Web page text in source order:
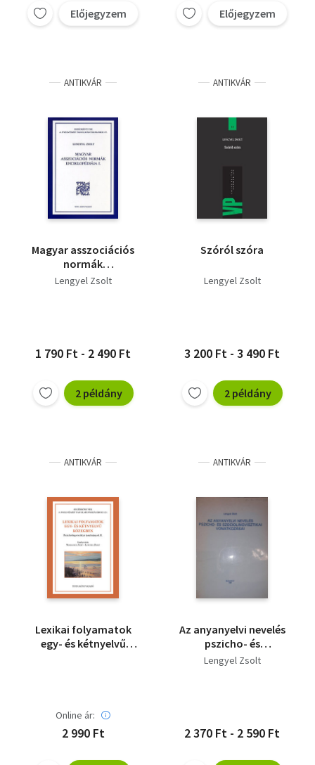
Előjegyzem Előjegyzem
ANTIKVÁR
Magyar asszociációs
normák
enciklopédiája I.
Lengyel Zsolt
1 790 Ft - 2 490 Ft
2 példány
ANTIKVÁR
Szóról szóra
Lengyel Zsolt
3 200 Ft - 3 490 Ft
2 példány
ANTIKVÁR
Lexikai folyamatok
egy- és kétnyelvű
Online ár:
2 990 Ft
ANTIKVÁR
Az anyanyelvi nevelés
pszicho- és
szociolingvisztikai
Lengyel Zsolt
2 370 Ft - 2 590 Ft